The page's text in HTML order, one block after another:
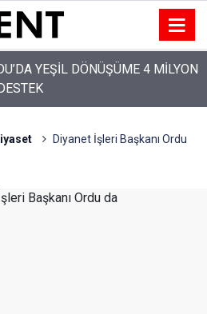
ORDU’DAKİ 69 KİŞİLİK KURUCU
Diyanet İşleri Başkanı Ordu